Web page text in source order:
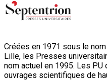
Créées en 1971 sous le
Lille, les Presses
nom actuel en 1995. Les
ouvrages scientifiques de